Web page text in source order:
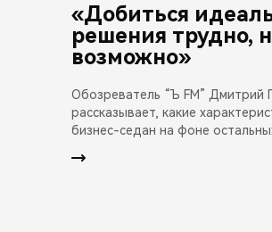
«Добиться
решения трудно,
возможно»
Обозреватель “Ъ FM” Дмитрий
рассказывает, какие
бизнес-седан на фоне